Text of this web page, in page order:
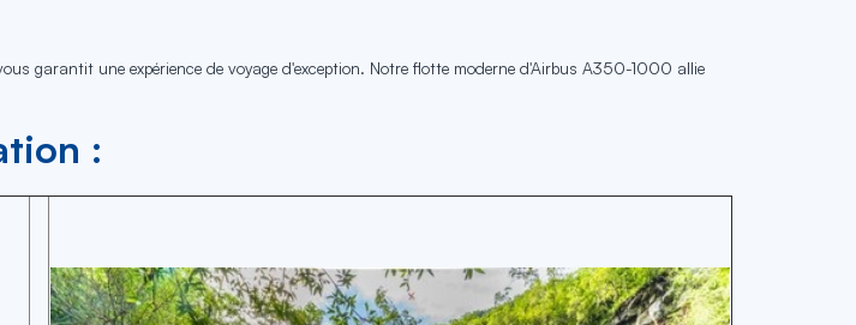
garantit une expérience de voyage d'exception. Notre flotte moderne d'Airbus A350-1000 allie
: